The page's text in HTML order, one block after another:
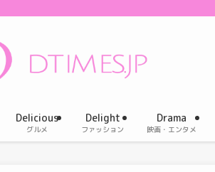
Delicious
グルメ
Delight
ファッション
Drama
映画・エンタメ